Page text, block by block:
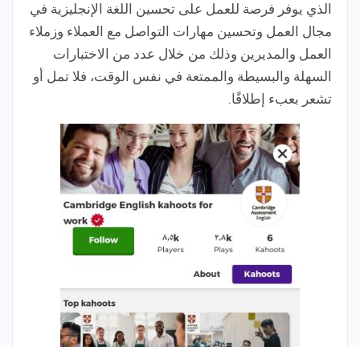
الذي يوفر فرصة للعمل على تحسين اللغة الإنجليزية في
مجال العمل وتحسين مهارات التواصل مع العملاء وزملاء
العمل والمديرين وذلك من خلال عدد من الاختبارات
السهلة والبسيطة والممتعة في نفس الوقت، فلا تمل أو
تشعر بعبء إطلاقًا.